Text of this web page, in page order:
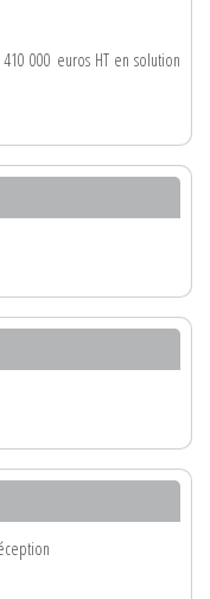
000 euros HT en solution